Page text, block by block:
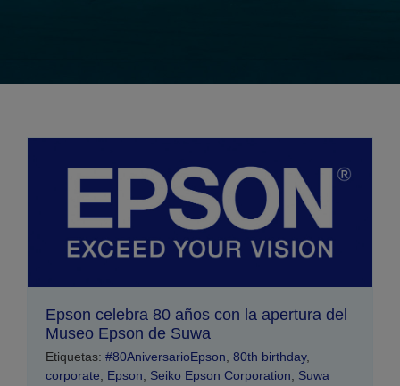
Epson celebra 80 años con la apertura del
Museo Epson de Suwa
Etiquetas: #80AniversarioEpson 80th birthday,
corporate
Epson Seiko Epson Corporation Suwa